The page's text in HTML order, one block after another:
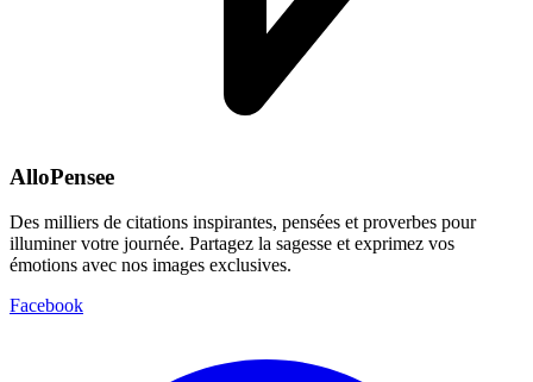
AlloPensee
Des milliers de citations inspirantes, pensées et proverbes pour
illuminer votre journée. Partagez la sagesse et exprimez vos
émotions avec nos images exclusives.
Facebook